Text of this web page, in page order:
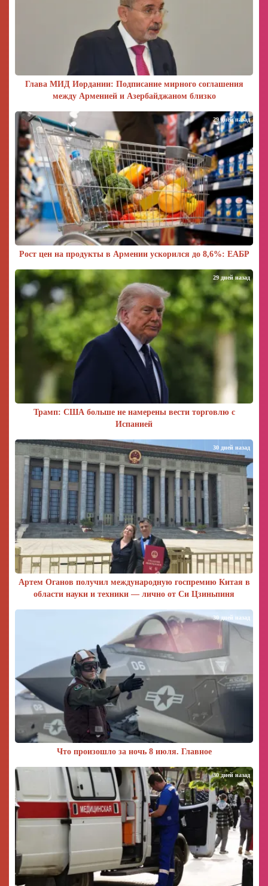
Глава МИД Иордании: Подписание мирного соглашения
между Арменией и Азербайджаном близко
Рост цен на продукты в Армении ускорился до 8,6%: ЕАБР
29 дней назад
Трамп: США больше не намерены вести торговлю с
Испанией
29 дней назад
Артем Оганов получил международную госпремию Китая в
области науки и техники — лично от Си Цзиньпиня
30 дней назад
Что произошло за ночь 8 июля. Главное
30 дней назад
30 дней назад